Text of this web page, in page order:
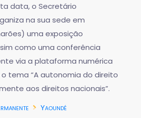
data, o Secretário
na sua sede em
uma exposição
como uma conferência
via a plataforma numérica
o tema “A autonomia do direito
aos direitos nacionais”.
Yaoundé